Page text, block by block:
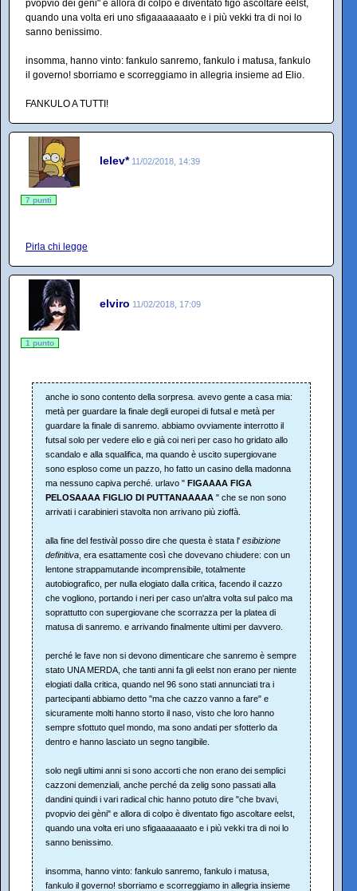
pvopvio dei gèni" e allora di colpo è diventato figo ascoltare eelst,
quando una volta eri uno sfigaaaaaaato e i più vekki tra di noi lo
sanno benissimo.
insomma, hanno vinto: fankulo sanremo, fankulo i matusa, fankulo
il governo! sborriamo e scorreggiamo in allegria insieme ad Elio.
FANKULO A TUTTI!
lelev* 11/02/2018, 14:39
7 punti
Pirla chi legge
elviro 11/02/2018, 17:09
1 punto
anche io sono contento della sorpresa. avevo gente a casa mia:
metà per guardare la finale degli europei di futsal e metà per
guardare la finale di sanremo. abbiamo ovviamente interrotto il
futsal solo per vedere elio e già coi neri per caso ho gridato allo
scandalo e alla squalifica, ma quando è uscito supergiovane
sono esploso come un pazzo, ho fatto un casino della madonna
ma nessuno capiva perché. urlavo " FIGAAAA FIGA
PELOSAAAA FIGLIO DI PUTTANAAAAA " che se non sono
arrivati i carabinieri stavolta non arrivano più zioffà.
alla fine del festivàl posso dire che questa è stata l' esibizione
definitiva , era esattamente così che dovevano chiudere: con un
lentone strappamutande incomprensibile, totalmente
autobiografico, per nulla elogiato dalla critica, facendo il cazzo
che vogliono, portando i neri per caso un'altra volta sul palco ma
soprattutto con supergiovane che scorrazza per la platea di
matusa di sanremo. e arrivando finalmente ultimi per davvero.
perché le fave non si devono dimenticare che sanremo è sempre
stato UNA MERDA, che tanti anni fa gli eelst non erano per niente
elogiati dalla critica, quando nel 96 sono stati annunciati tra i
partecipanti abbiamo detto "ma che cazzo vanno a fare" e
sicuramente molti hanno storto il naso, visto che loro hanno
sempre sfottuto quel mondo, ma sono andati per sfotterlo da
dentro e hanno lasciato un segno tangibile.
solo negli ultimi anni si sono accorti che non erano dei semplici
cazzoni demenziali, anche perché da zelig sono passati alla
dandini quindi i vari radical chic hanno potuto dire "che bvavi,
pvopvio dei gèni" e allora di colpo è diventato figo ascoltare eelst,
quando una volta eri uno sfigaaaaaaato e i più vekki tra di noi lo
sanno benissimo.
insomma, hanno vinto: fankulo sanremo, fankulo i matusa,
fankulo il governo! sborriamo e scorreggiamo in allegria insieme